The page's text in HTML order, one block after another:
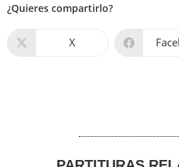
¿Quieres compartirlo?
X